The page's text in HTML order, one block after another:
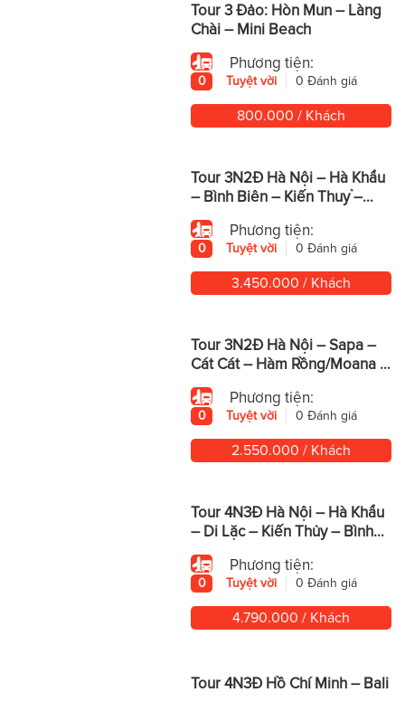
Tour 3 Đảo: Hòn Mun – Làng
Chài – Mini Beach
Phương tiện:
0 Tuyệt vời 0 Đánh giá
800.000 / Khách
Tour 3N2Đ Hà Nội – Hà Khẩu
– Bình Biên – Kiến Thuỷ –
Động Yến Tử – Mông Tự
Phương tiện:
0 Tuyệt vời 0 Đánh giá
3.450.000 / Khách
Tour 3N2Đ Hà Nội – Sapa –
Cát Cát – Hàm Rồng/Moana –
Fansipan
Phương tiện:
0 Tuyệt vời 0 Đánh giá
2.550.000 / Khách
Tour 4N3Đ Hà Nội – Hà Khẩu
– Di Lặc – Kiến Thủy – Bình
Biên – Mông Tự
Phương tiện:
0 Tuyệt vời 0 Đánh giá
4.790.000 / Khách
Tour 4N3Đ Hồ Chí Minh – Bali